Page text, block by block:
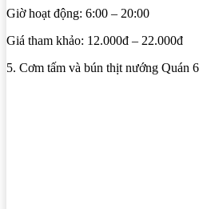
Giờ hoạt động: 6:00 – 20:00
Giá tham khảo: 12.000đ – 22.000đ
5. Cơm tấm và bún thịt nướng Quán